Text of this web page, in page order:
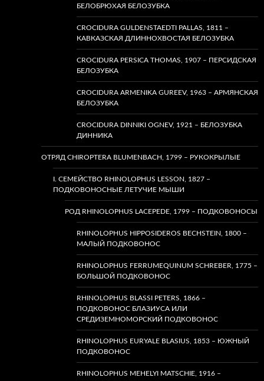
БЕЛОБРЮХАЯ БЕЛОЗУБКА
CROCIDURA GULDENSTAEDTI PALLAS, 1811 –
КАВКАЗСКАЯ ДЛИННОХВОСТАЯ БЕЛОЗУБКА
CROCIDURA PERSICA THOMAS, 1907 – ПЕРСИДСКАЯ
БЕЛОЗУБКА
CROCIDURA ARMENIKA GUREEV, 1963 – АРМЯНСКАЯ
БЕЛОЗУБКА
CROCIDURA DINNIKI OGNEV, 1921 – БЕЛОЗУБКА
ДИННИКА
ОТРЯД CHIROPTERA BLUMENBACH, 1799 – РУКОКРЫЛЫЕ
I. СЕМЕЙСТВО RHINOLOPHUS LESSON, 1827 –
ПОДКОВОНОСНЫЕ ЛЕТУЧИЕ МЫШИ
РОД RHINOLOPHUS LACEPEDE, 1799 – ПОДКОВОНОСЫ
RHINOLOPHUS HIPPOSIDEROS BECHSTEIN, 1800 –
МАЛЫЙ ПОДКОВОНОС
RHINOLOPHUS FERRUMEQUINUM SCHREBER, 1775 –
БОЛЬШОЙ ПОДКОВОНОС
RHINOLOPHUS BLASSI PETERS, 1866 –
ПОДКОВОНОС БЛАЗИУСА ИЛИ
СРЕДИЗЕМНОМОРСКИЙ ПОДКОВОНОС
RHINOLOPHUS EURYALE BLASIUS, 1853 – ЮЖНЫЙ
ПОДКОВОНОС
RHINOLOPHUS MEHELYI MATSCHIE, 1916 –